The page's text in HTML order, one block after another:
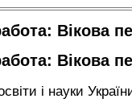
Вікова
Вікова
і науки